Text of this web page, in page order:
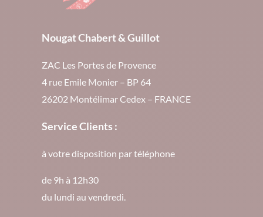
Nougat Chabert & Guillot
ZAC Les Portes de Provence
4 rue Emile Monier – BP 64
26202 Montélimar Cedex – FRANCE
Service Clients :
à votre disposition par téléphone
de 9h à 12h30
du lundi au vendredi.